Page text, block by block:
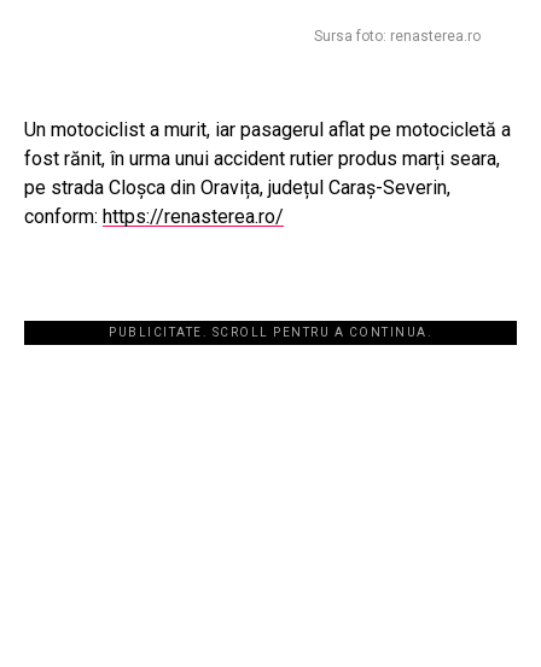
Sursa foto: renasterea.ro
Un motociclist a murit, iar pasagerul aflat pe motocicletă a
fost rănit, în urma unui accident rutier produs marți seara,
pe strada Cloșca din Oravița, județul Caraș-Severin,
conform: https://renasterea.ro/
PUBLICITATE. SCROLL PENTRU A CONTINUA.